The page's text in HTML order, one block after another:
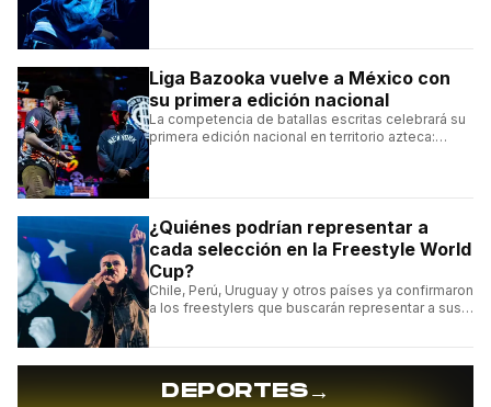
Liga Bazooka vuelve a México con
su primera edición nacional
La competencia de batallas escritas celebrará su
primera edición nacional en territorio azteca:
¿Quiénes podrían representar a
cada selección en la Freestyle World
Cup?
Chile, Perú, Uruguay y otros países ya confirmaron
a los freestylers que buscarán representar a sus
DEPORTES→